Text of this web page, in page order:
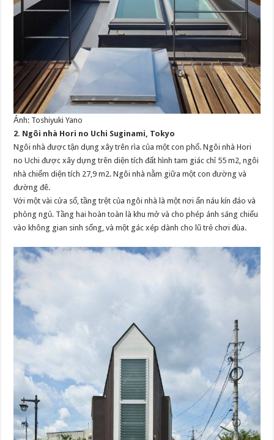
Ảnh: Toshiyuki Yano
2. Ngôi nhà Hori no Uchi Suginami, Tokyo
Ngôi nhà được tận dụng xây trên rìa của một con phố. Ngôi nhà Hori
no Uchi được xây dựng trên diện tích đất hình tam giác chỉ 55 m2, ngôi
nhà chiếm diện tích 27,9 m2. Ngôi nhà nằm giữa một con đường và
đường đê.
Với một vài cửa sổ, tầng trệt của ngôi nhà là một nơi ẩn náu kín đáo và
phòng ngủ. Tầng hai hoàn toàn là khu mở và cho phép ánh sáng chiếu
vào không gian sinh sống, và một gác xép dành cho lũ trẻ chơi đùa.